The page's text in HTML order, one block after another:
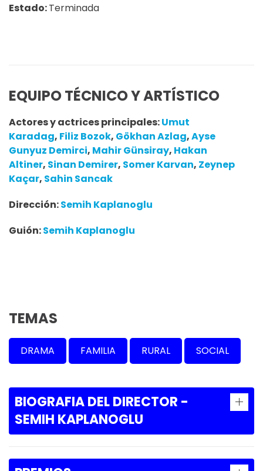
Estado:Terminada
EQUIPO TÉCNICO Y ARTÍSTICO
Actores y actrices principales:Umut
Karadag, Filiz Bozok, Gökhan Azlag,Ayse
Gunyuz Demirci, Mahir Günsiray, Hakan
Altiner, Sinan Demirer, Somer Karvan, Zeynep
Kaçar, Sahin Sancak
Dirección:Semih Kaplanoglu
Guión:Semih Kaplanoglu
TEMAS
DRAMA FAMILIA RURAL SOCIAL
BIOGRAFIA DEL DIRECTOR -
SEMIH KAPLANOGLU